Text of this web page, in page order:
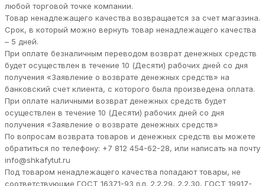
любой торговой точке компании.
Товар ненадлежащего качества возвращается за счет магазина.
Срок, в который можно вернуть товар ненадлежащего качества
– 5 дней.
При оплате безналичным переводом возврат денежных средств
будет осуществлен в течение 10 (Десяти) рабочих дней со дня
получения «Заявление о возврате денежных средств» на
банковский счет клиента, с которого была произведена оплата.
При оплате наличными возврат денежных средств будет
осуществлен в течение 10 (Десяти) рабочих дней со дня
получения «Заявление о возврате денежных средств»
По вопросам возврата товаров и денежных средств вы можете
обратиться по телефону: +7 812 454-62-28, или написать на почту
info@shkafytut.ru
Под товаром ненадлежащего качества попадают товары, не
соответствующие ГОСТ 16371-93 п.п. 2.2.29, 2.2.30, ГОСТ 19917-